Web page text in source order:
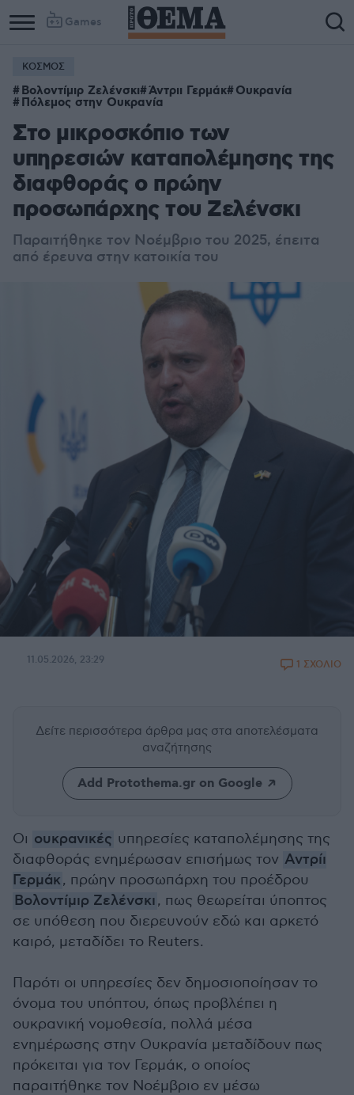
Games
ΚΟΣΜΟΣ
Βολοντίμιρ Ζελένσκι Άντριι Γερμάκ Ουκρανία
Πόλεμος στην Ουκρανία
Στο μικροσκόπιο των
υπηρεσιών καταπολέμησης της
διαφθοράς ο πρώην
προσωπάρχης του Ζελένσκι
Παραιτήθηκε τον Νοέμβριο του 2025, έπειτα
από έρευνα στην κατοικία του
11.05.2026, 23:29 1 ΣΧΟΛΙΟ
Δείτε περισσότερα άρθρα μας στα αποτελέσματα
αναζήτησης
Add Protothema.gr on Google
Οι ουκρανικές υπηρεσίες καταπολέμησης της
διαφθοράς ενημέρωσαν επισήμως τον Αντρίι
Γερμάκ, πρώην προσωπάρχη του προέδρου
Βολοντίμιρ Ζελένσκι, πως θεωρείται ύποπτος
σε υπόθεση που διερευνούν εδώ και αρκετό
καιρό, μεταδίδει το Reuters.
Παρότι οι υπηρεσίες δεν δημοσιοποίησαν το
όνομα του υπόπτου, όπως προβλέπει η
ουκρανική νομοθεσία, πολλά μέσα
ενημέρωσης στην Ουκρανία μεταδίδουν πως
πρόκειται για τον Γερμάκ, ο οποίος
παραιτήθηκε τον Νοέμβριο εν μέσω